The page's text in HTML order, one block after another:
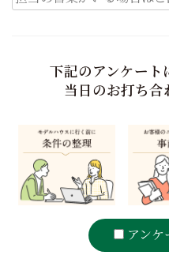
下記のアンケート
当日のお打ち合
アンケ